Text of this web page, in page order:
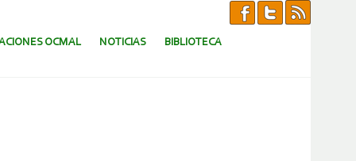
OCMAL NOTICIAS BIBLIOTECA